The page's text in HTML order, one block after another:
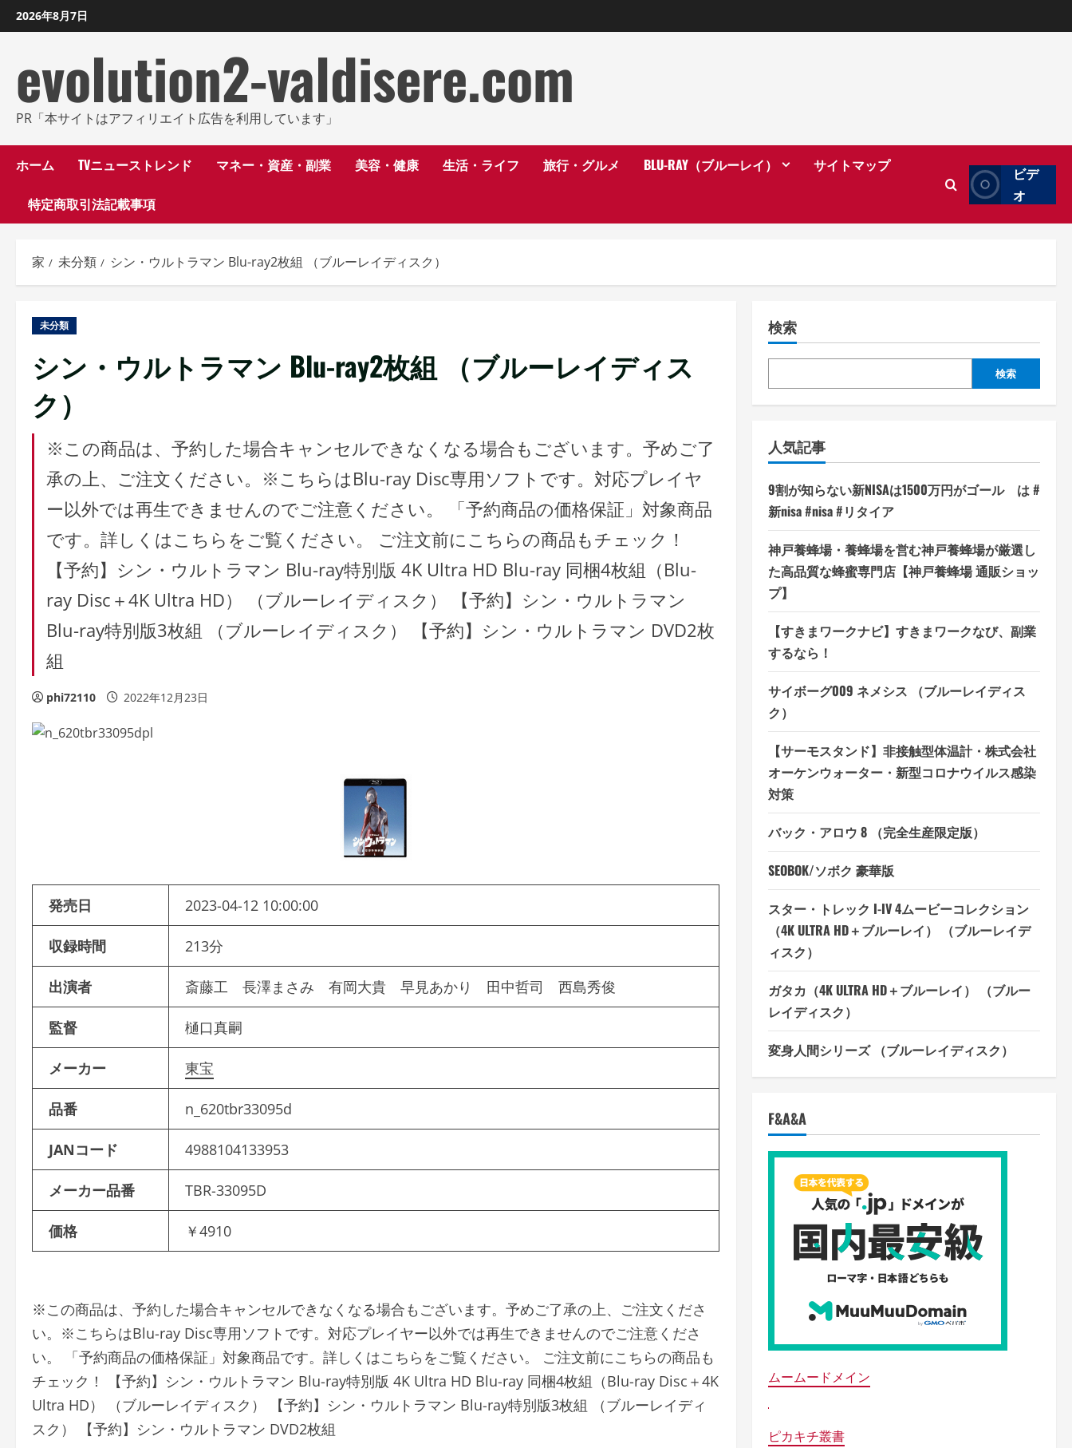
ン
し
2026年8月7日
evolution2-valdisere.com
PR「本サイトはアフィリエイト広告を利用しています」
ホーム TVニューストレンド マネー・資産・副業 美容・健康 生活・ライフ 旅行・グルメ BLU-RAY（ブルーレイ） サイトマップ
特定商取引法記載事項
ビデ
オ
家 未分類 シン・ウルトラマン Blu-ray2枚組 （ブルーレイディスク）
未分類
シン・ウルトラマン Blu-ray2枚組 （ブルーレイディス
ク）
※この商品は、予約した場合キャンセルできなくなる場合もございます。予めご了
承の上、ご注文ください。※こちらはBlu-ray Disc専用ソフトです。対応プレイヤ
ー以外では再生できませんのでご注意ください。 「予約商品の価格保証」対象商品
です。詳しくはこちらをご覧ください。 ご注文前にこちらの商品もチェック！
【予約】シン・ウルトラマン Blu-ray特別版 4K Ultra HD Blu-ray 同梱4枚組（Blu-
ray Disc＋4K Ultra HD） （ブルーレイディスク） 【予約】シン・ウルトラマン
Blu-ray特別版3枚組 （ブルーレイディスク） 【予約】シン・ウルトラマン DVD2枚
組
phi72110 2022年12月23日
発売日 2023-04-12 10:00:00
収録時間 213分
出演者 斎藤工 長澤まさみ 有岡大貴 早見あかり 田中哲司 西島秀俊
監督 樋口真嗣
メーカー 東宝
品番 n_620tbr33095d
JANコード 4988104133953
メーカー品番 TBR-33095D
価格 ￥4910
※この商品は、予約した場合キャンセルできなくなる場合もございます。予めご了承の上、ご注文くださ
い。※こちらはBlu-ray Disc専用ソフトです。対応プレイヤー以外では再生できませんのでご注意くださ
い。 「予約商品の価格保証」対象商品です。詳しくはこちらをご覧ください。 ご注文前にこちらの商品も
チェック！ 【予約】シン・ウルトラマン Blu-ray特別版 4K Ultra HD Blu-ray 同梱4枚組（Blu-ray Disc＋4K
Ultra HD） （ブルーレイディスク） 【予約】シン・ウルトラマン Blu-ray特別版3枚組 （ブルーレイディ
スク） 【予約】シン・ウルトラマン DVD2枚組
検索
検索
人気記事
9割が知らない新NISAは1500万円がゴール は #
新nisa #nisa #リタイア
神戸養蜂場・養蜂場を営む神戸養蜂場が厳選し
た高品質な蜂蜜専門店【神戸養蜂場 通販ショッ
プ】
【すきまワークナビ】すきまワークなび、副業
するなら！
サイボーグ009 ネメシス （ブルーレイディス
ク）
【サーモスタンド】非接触型体温計・株式会社
オーケンウォーター・新型コロナウイルス感染
対策
バック・アロウ 8 （完全生産限定版）
SEOBOK/ソボク 豪華版
スター・トレック I-IV 4ムービーコレクション
（4K ULTRA HD＋ブルーレイ） （ブルーレイデ
ィスク）
ガタカ（4K ULTRA HD＋ブルーレイ） （ブルー
レイディスク）
変身人間シリーズ （ブルーレイディスク）
F&A&A
ムームードメイン
ピカキチ叢書